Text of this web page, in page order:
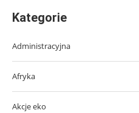
Kategorie
Administracyjna
Afryka
Akcje eko